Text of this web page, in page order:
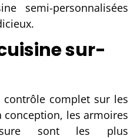
semi-personnalisées
sur-
contrôle complet sur les
conception, les armoires
sont les plus